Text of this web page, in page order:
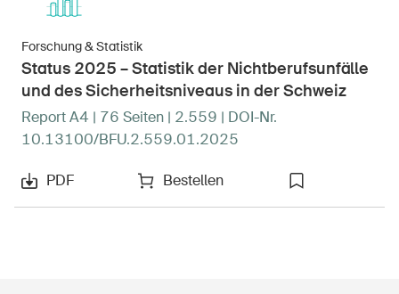
Forschung & Statistik
Status 2025 – Statistik der Nichtberufsunfälle
und des Sicherheitsniveaus in der Schweiz
Report A4 | 76 Seiten | 2.559 | DOI-Nr.
10.13100/BFU.2.559.01.2025
PDF Bestellen